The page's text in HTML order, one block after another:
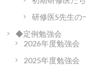
研修医S先生の
◆定例勉強会
2026年度勉強会
2025年度勉強会